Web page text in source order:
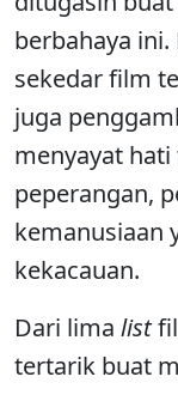
berbahaya
sekedar film
juga
menyayat
peperangan,
kemanusiaan
kekacauan.
Dari lima list
tertarik buat